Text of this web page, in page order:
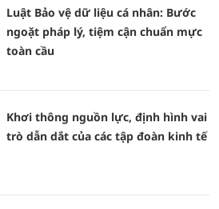
Luật Bảo vệ dữ liệu cá nhân: Bước
ngoặt pháp lý, tiệm cận chuẩn mực
toàn cầu
Khơi thông nguồn lực, định hình vai
trò dẫn dắt của các tập đoàn kinh tế